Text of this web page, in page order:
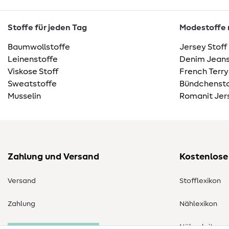
Stoffe für jeden Tag
Baumwollstoffe
Leinenstoffe
Viskose Stoff
Sweatstoffe
Musselin
Modestoffe
Jersey Stoff
Denim
French
Romanit
Zahlung und Versand
Versand
Zahlung
Stofflexikon
Nählexikon